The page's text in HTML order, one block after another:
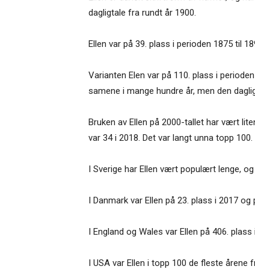
dagligtale fra rundt år 1900.
Ellen var på 39. plass i perioden 1875 til
Varianten Elen var på 110. plass i
samene i mange hundre år, men den
Bruken av Ellen på 2000-tallet har vært
var 34 i 2018. Det var langt unna topp 100.
I Sverige har Ellen vært populært lenge, og
I Danmark var Ellen på 23. plass i 2017
I England og Wales var Ellen på 406. plass
I USA var Ellen i topp 100 de fleste årene